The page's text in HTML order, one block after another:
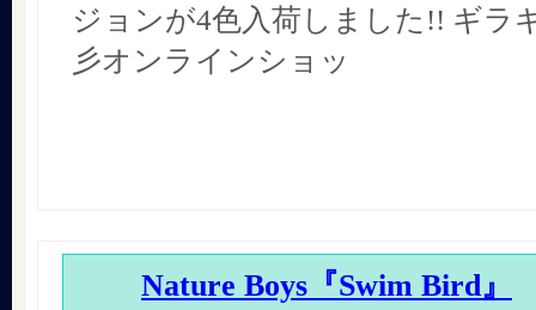
ジョンが4色入荷しました!! ギラ
彡オンラインショッ
Nature Boys『Swim Bird』